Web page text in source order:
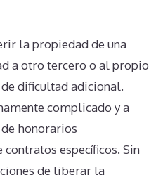
la propiedad de una
a otro tercero o al propio
dificultad adicional.
complicado y a
honorarios
específicos. Sin
de liberar la